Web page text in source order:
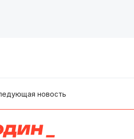
новость